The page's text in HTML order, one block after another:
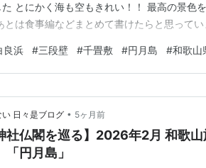
た とにかく海も空もきれい！！ 最高の景色
とは食事編などまとめて書けたらと思ってい
良浜 #三段壁 #千畳敷 #円月島 #和歌山
日々是ブログ • 5ヶ月前
社仏閣を巡る】2026年2月 和歌
「円月島」